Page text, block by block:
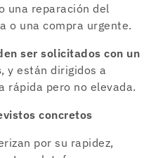
una reparación del
o una compra urgente.
ser solicitados con un
, y están dirigidos a
rápida pero no elevada.
concretos
por su rapidez,